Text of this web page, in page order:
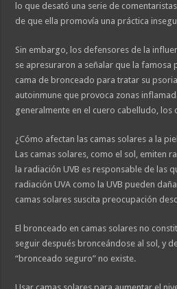
lo que desató una serie de
de que ella promovía una práctica
Sin embargo, los defensores de la
se apresuraron a señalar que la famosa
cama de bronceado para tratar su
autoinmune que provoca zonas
generalmente en el cuero cabelludo, los
¿Cómo afectan las camas solares a la
Las camas solares, como el sol, emiten
la radiación UVB es responsable de las
radiación UVA como la UVB pueden
camas solares suscita preocupación
El bronceado en camas solares no
seguir después bronceándose al sol, y
“bronceado seguro” no existe.